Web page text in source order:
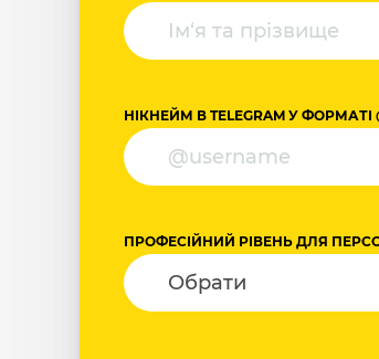
НІКНЕЙМ В TELEGRAM У ФОРМАТІ
ПРОФЕСІЙНИЙ РІВЕНЬ ДЛЯ